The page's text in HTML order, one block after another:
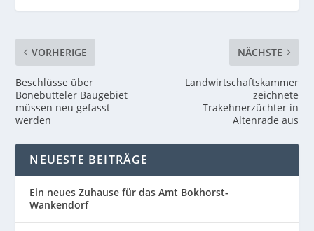
VORHERIGE
Beschlüsse über
Bönebütteler Baugebiet
müssen neu gefasst
werden
NÄCHSTE
Landwirtschaftskammer
zeichnete
Trakehnerzüchter in
Altenrade aus
NEUESTE BEITRÄGE
Ein neues Zuhause für das Amt Bokhorst-
Wankendorf